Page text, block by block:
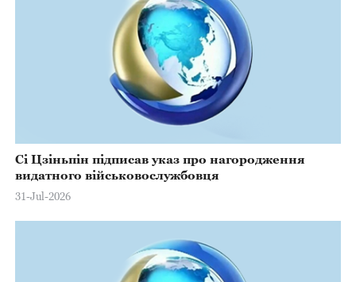
Сі Цзіньпін підписав указ про нагородження
видатного військовослужбовця
31-Jul-2026